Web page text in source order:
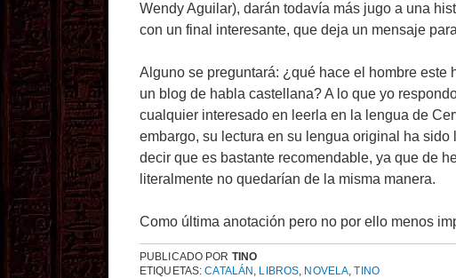
Wendy Aguilar), darán todavía más jugo a una
con un final interesante, que deja un mensaje
Alguno se preguntará: ¿qué hace el hombre
un blog de habla castellana? A lo que yo
cualquier interesado en leerla en la lengua de
embargo, su lectura en su lengua original ha
decir que es bastante recomendable, ya que de
literalmente no quedarían de la misma manera.
Como última anotación pero no por ello menos
PUBLICADO POR TINO
ETIQUETAS:CATALÁN , LIBROS, NOVELA,TINO